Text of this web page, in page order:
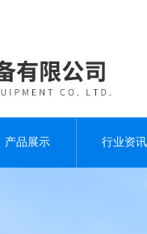
产品展示 行业资讯